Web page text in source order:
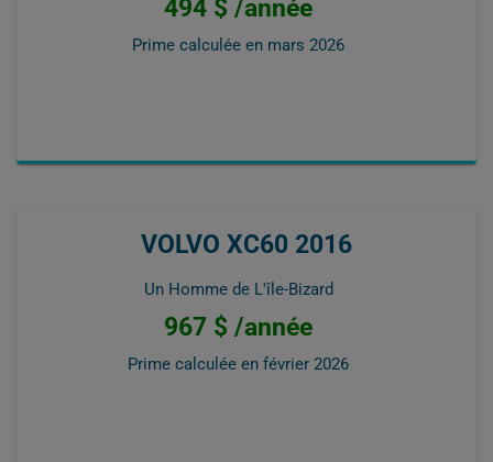
494 $ /année
Prime calculée en mars 2026
VOLVO XC60 2016
Un Homme de L'île-Bizard
967 $ /année
Prime calculée en février 2026